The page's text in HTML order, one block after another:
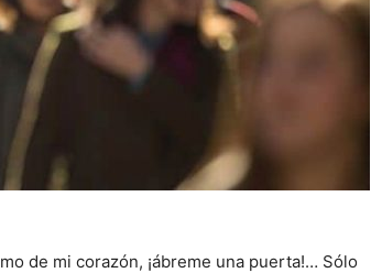
de mi corazón, ¡ábreme una puerta!… Sólo